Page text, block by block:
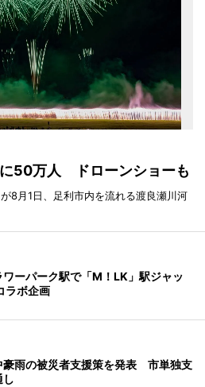
50万人 ドローンショーも
8月1日、足利市内を流れる渡良瀬川河
ワーパーク駅で「M！LK」駅ジャッ
ラボ企画
豪雨の被災者支援策を発表 市単独支
し